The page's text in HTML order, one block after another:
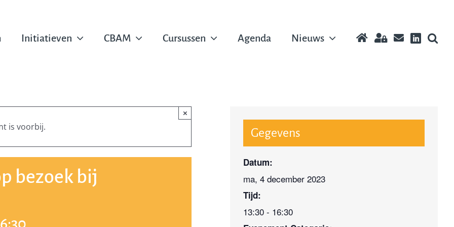
Initiatieven CBAM Cursussen Agenda Nieuws
is voorbij.
×
bezoek bij
Gegevens
Datum:
ma, 4 december 2023
Tijd:
13:30 - 16:30